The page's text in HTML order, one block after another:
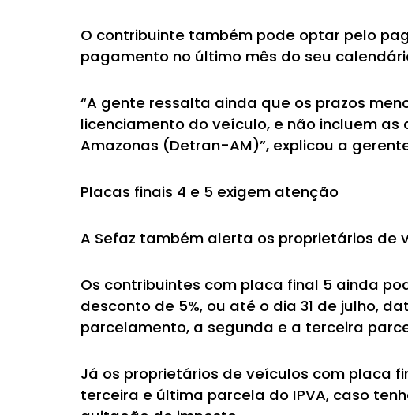
O contribuinte também pode optar pelo
pagamento no último mês do seu
“A gente ressalta ainda que os prazos
licenciamento do veículo, e não incluem
Amazonas (Detran-AM)”, explicou a
Placas finais 4 e 5 exigem atenção
A Sefaz também alerta os proprietários de
Os contribuintes com placa final 5 ainda
desconto de 5%, ou até o dia 31 de julho,
parcelamento, a segunda e a terceira
Já os proprietários de veículos com placa
terceira e última parcela do IPVA, caso